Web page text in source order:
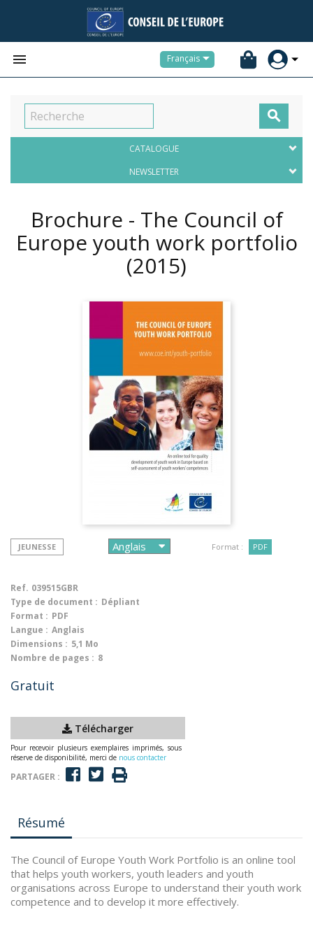
 Français

CATALOGUE
NEWSLETTER
Brochure - The Council of
Europe youth work portfolio
(2015)
JEUNESSE Format : PDF
Ref. 039515GBR
Type de document : Dépliant
Format : PDF
Langue : Anglais
Dimensions : 5,1 Mo
Nombre de pages : 8
Gratuit
Télécharger
Pour recevoir plusieurs exemplaires imprimés, sous
réserve de disponibilité, merci de nous contacter
PARTAGER :
Résumé
The Council of Europe Youth Work Portfolio is an online tool
that helps youth workers, youth leaders and youth
organisations across Europe to understand their youth work
competence and to develop it more effectively.